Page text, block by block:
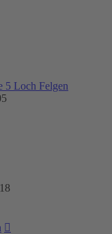
5 Loch Felgen